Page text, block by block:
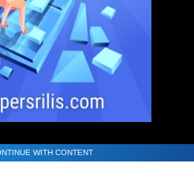
WITH CONTENT